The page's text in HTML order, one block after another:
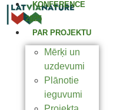
KONFERENCE
2025
PAR PROJEKTU
Mērķi un
uzdevumi
Plānotie
ieguvumi